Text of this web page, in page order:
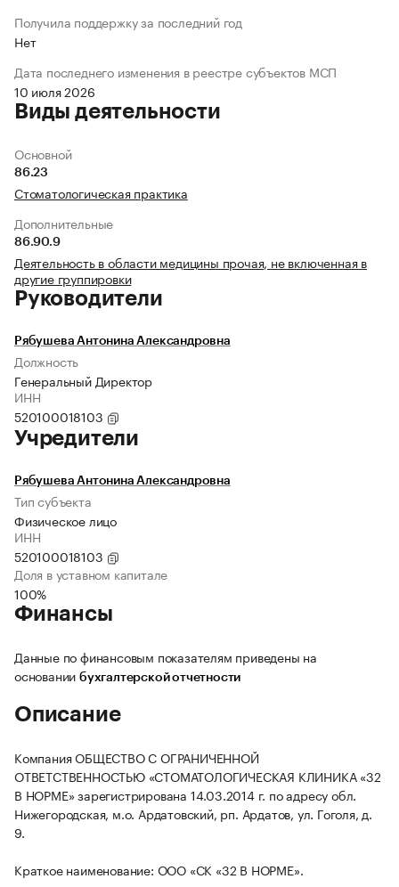
Получила поддержку за последний год
Нет
Дата последнего изменения в реестре субъектов МСП
10 июля 2026
Виды деятельности
Основной
86.23
Стоматологическая практика
Дополнительные
86.90.9
Деятельность в области медицины прочая, не включенная в
другие группировки
Руководители
Рябушева Антонина Александровна
Должность
Генеральный Директор
ИНН
520100018103
Учредители
Рябушева Антонина Александровна
Тип субъекта
Физическое лицо
ИНН
520100018103
Доля в уставном капитале
100%
Финансы
Данные по финансовым показателям приведены на
основании бухгалтерской отчетности
Описание
Компания ОБЩЕСТВО С ОГРАНИЧЕННОЙ
ОТВЕТСТВЕННОСТЬЮ «СТОМАТОЛОГИЧЕСКАЯ КЛИНИКА «32
В НОРМЕ» зарегистрирована 14.03.2014 г. по адресу обл.
Нижегородская, м.о. Ардатовский, рп. Ардатов, ул. Гоголя, д.
9.
Краткое наименование: ООО «СК «32 В НОРМЕ».